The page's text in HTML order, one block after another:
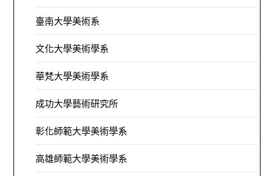
臺南大學美術系
文化大學美術學系
華梵大學美術學系
成功大學藝術研究所
彰化師範大學美術學系
高雄師範大學美術學系